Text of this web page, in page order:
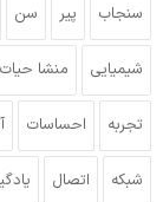
سنجاب پیر سن
شیمیایی منشا حیات
تجربه احساسات
شبکه اتصال